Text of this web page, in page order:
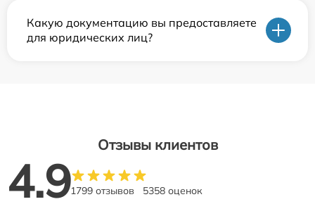
Какую документацию вы предоставляете
для юридических лиц?
Отзывы клиентов
4.91799 отзывов 5358 оценок